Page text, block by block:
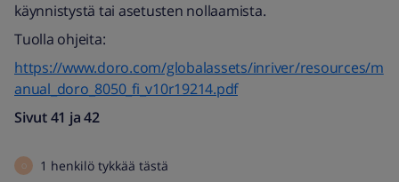
käynnistystä tai asetusten nollaamista.
Tuolla ohjeita:
https://www.doro.com/globalassets/inriver/resources/m
anual_doro_8050_fi_v10r19214.pdf
Sivut 41 ja 42
O 1 henkilö tykkää tästä